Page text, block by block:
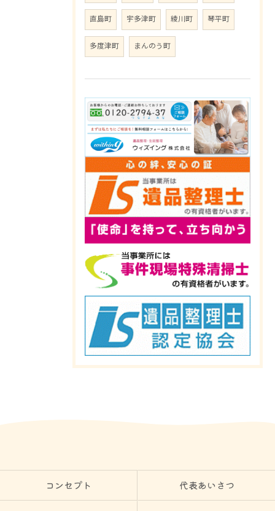
直島町 宇多津町 綾川町 琴平町
多度津町 まんのう町
コンセプト 代表あいさつ